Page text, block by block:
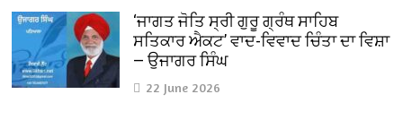
‘ਜਾਗਤ ਜੋਤਿ ਸ੍ਰੀ ਗੁਰੂ ਗ੍ਰੰਥ ਸਾਹਿਬ
ਸਤਿਕਾਰ ਐਕਟ’ ਵਾਦ-ਵਿਵਾਦ ਚਿੰਤਾ ਦਾ ਵਿਸ਼ਾ
— ਉਜਾਗਰ ਸਿੰਘ
22 June 2026